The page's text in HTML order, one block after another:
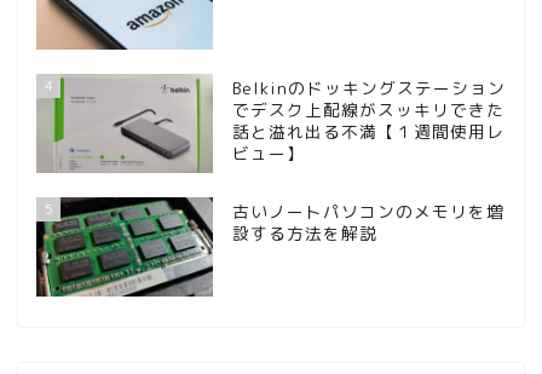
4
Belkinのドッキングステーション
でデスク上配線がスッキリできた
話と溢れ出る不満【１週間使用レ
ビュー】
5
古いノートパソコンのメモリを増
設する方法を解説